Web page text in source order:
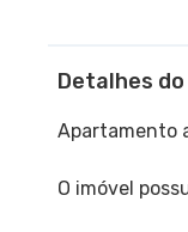
Detalhes
Apartamento
O imóvel